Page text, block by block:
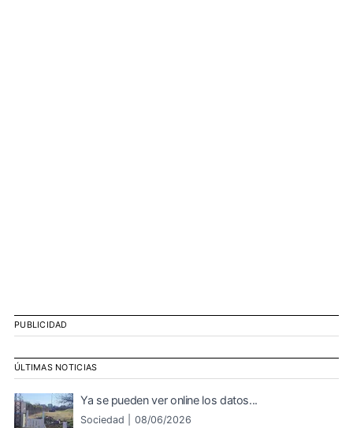
PUBLICIDAD
ÚLTIMAS NOTICIAS
Ya se pueden ver online los datos...
Sociedad | 08/06/2026